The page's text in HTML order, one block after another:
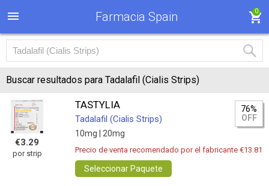
Farmacia Spain 0
Buscar resultados para Tadalafil (Cialis Strips)
€3.29
por strip
TASTYLIA
Tadalafil (Cialis Strips)
10mg | 20mg
76%
OFF
Precio de venta recomendado por el fabricante €13.81
Seleccionar Paquete